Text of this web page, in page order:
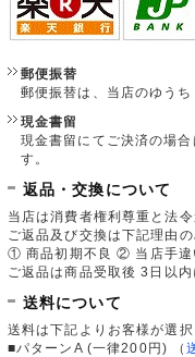
郵便振替
郵便振替は、当店のゆう
現金書留
現金書留にてご決済の場
す。
返品・交換について
当店は消費者権利尊重と法
ご返品及び交換は下記理由の
① 商品初期不良 ② 当店手
ご返品は商品受取後 3日以
送料について
送料は下記よりお客様が選択
■パターンA (一律200円)
（